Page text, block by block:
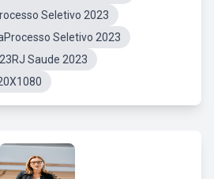
Seletivo 2023
Seletivo 2023
Saude 2023